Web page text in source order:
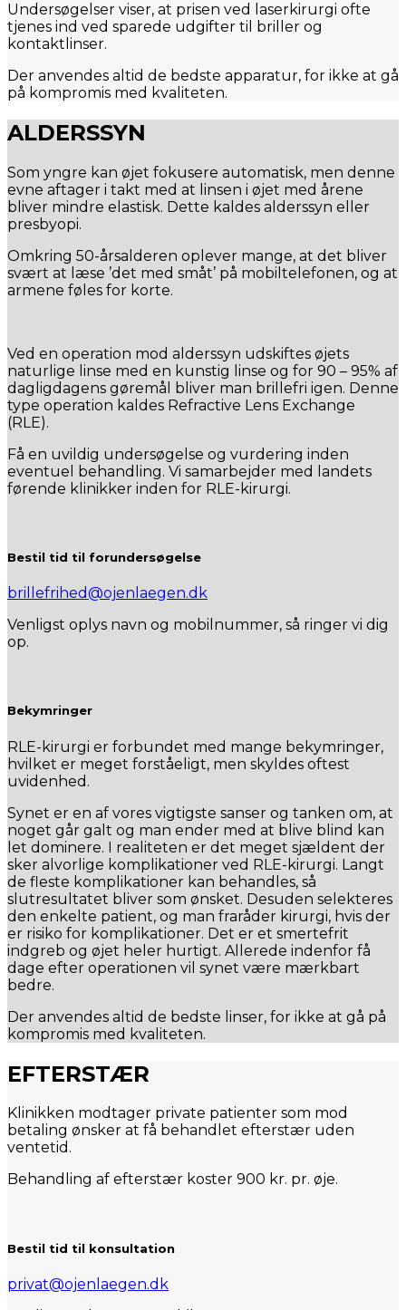
Undersøgelser viser, at prisen ved laserkirurgi ofte
tjenes ind ved sparede udgifter til briller og
kontaktlinser.
Der anvendes altid de bedste apparatur, for ikke at gå
på kompromis med kvaliteten.
ALDERSSYN
Som yngre kan øjet fokusere automatisk, men denne
evne aftager i takt med at linsen i øjet med årene
bliver mindre elastisk. Dette kaldes alderssyn eller
presbyopi.
Omkring 50-årsalderen oplever mange, at det bliver
svært at læse ’det med småt’ på mobiltelefonen, og at
armene føles for korte.
Ved en operation mod alderssyn udskiftes øjets
naturlige linse med en kunstig linse og for 90 – 95% af
dagligdagens gøremål bliver man brillefri igen. Denne
type operation kaldes Refractive Lens Exchange
(RLE).
Få en uvildig undersøgelse og vurdering inden
eventuel behandling. Vi samarbejder med landets
førende klinikker inden for RLE-kirurgi.
Bestil tid til forundersøgelse
brillefrihed@ojenlaegen.dk
Venligst oplys navn og mobilnummer, så ringer vi dig
op.
Bekymringer
RLE-kirurgi er forbundet med mange bekymringer,
hvilket er meget forståeligt, men skyldes oftest
uvidenhed.
Synet er en af vores vigtigste sanser og tanken om, at
noget går galt og man ender med at blive blind kan
let dominere. I realiteten er det meget sjældent der
sker alvorlige komplikationer ved RLE-kirurgi. Langt
de fleste komplikationer kan behandles, så
slutresultatet bliver som ønsket. Desuden selekteres
den enkelte patient, og man fraråder kirurgi, hvis der
er risiko for komplikationer. Det er et smertefrit
indgreb og øjet heler hurtigt. Allerede indenfor få
dage efter operationen vil synet være mærkbart
bedre.
Der anvendes altid de bedste linser, for ikke at gå på
kompromis med kvaliteten.
EFTERSTÆR
Klinikken modtager private patienter som mod
betaling ønsker at få behandlet efterstær uden
ventetid.
Behandling af efterstær koster 900 kr. pr. øje.
Bestil tid til konsultation
privat@ojenlaegen.dk